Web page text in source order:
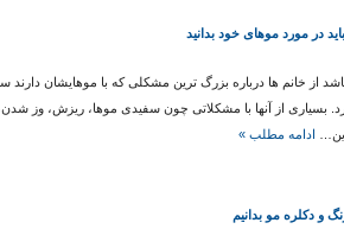
در مورد موهای خود بدانید
از خانم ها درباره بزرگ ترین مشکلی که با موهایشان
بسیاری از آنها با مشکلاتی چون سفیدی موها، ریزش، وز
ادامه مطلب »
و دکلره مو بدانیم